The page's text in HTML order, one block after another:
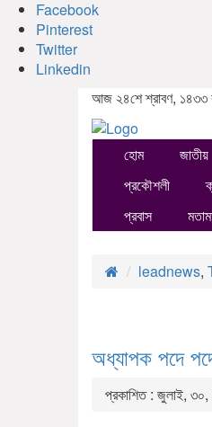
Facebook
Pinterest
Twitter
Linkedin
আজ ২৪শে শ্রাবণ, ১৪৩৩
হোম জাতীয়
প্রকৌশলী
প্রবাস
leadnews,
অধ্যাপক পদে
প্রকাশিত : জুলাই,